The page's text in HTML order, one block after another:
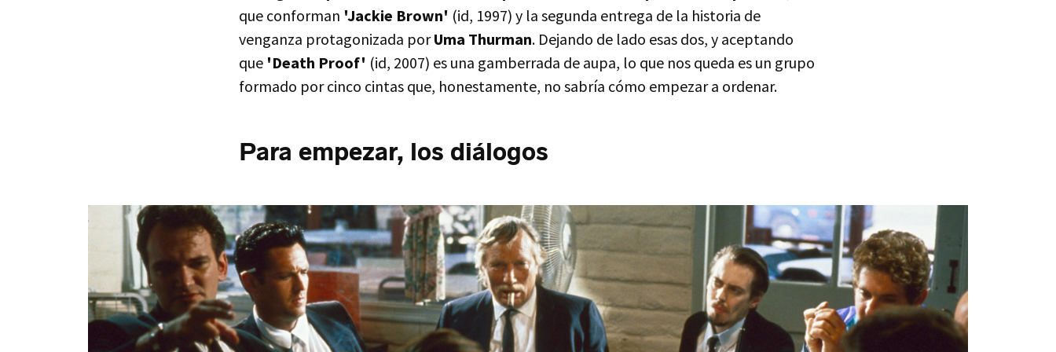
que conforman 'Jackie Brown' (id, 1997) y la segunda entrega de la historia de
venganza protagonizada porUma Thurman. Dejando de lado esas dos, y aceptando
que 'Death Proof' (id, 2007) es una gamberrada de aupa, lo que nos queda es un grupo
formado por cinco cintas que, honestamente, no sabría cómo empezar a ordenar.
Para empezar, los diálogos